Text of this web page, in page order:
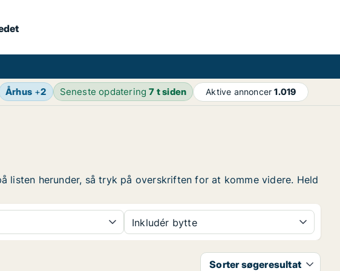
Århus +2 Seneste opdatering7 t siden Aktive annoncer1.019
listen herunder, så tryk på overskriften for at komme videre. Held
Inkludér bytte
Sorter søgeresultat